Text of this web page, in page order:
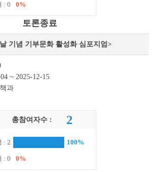
: 0 0%
토론종료
기념 기부문화 활성화 심포지엄>
~ 2025-12-15
과
총참여자수 : 2
: 2 100%
: 0 0%